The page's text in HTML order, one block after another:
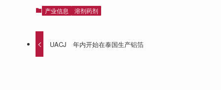
产业信息 溶剂药剂
UACJ 年内开始在泰国生产铝箔